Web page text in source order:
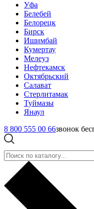
Уфа
Белебей
Белорецк
Бирск
Ишимбай
Кумертау
Мелеуз
Нефтекамск
Октябрьский
Салават
Стерлитамак
Туймазы
Янаул
8 800 555 00 66звонок